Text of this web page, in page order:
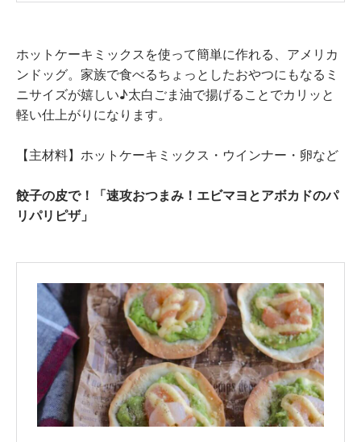
ホットケーキミックスを使って簡単に作れる、アメリカ
ンドッグ。家族で食べるちょっとしたおやつにもなるミ
ニサイズが嬉しい♪太白ごま油で揚げることでカリッと
軽い仕上がりになります。
【主材料】ホットケーキミックス・ウインナー・卵など
餃子の皮で！「速攻おつまみ！エビマヨとアボカドのパ
リパリピザ」